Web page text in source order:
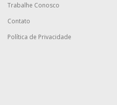
Trabalhe Conosco
Contato
Política de Privacidade